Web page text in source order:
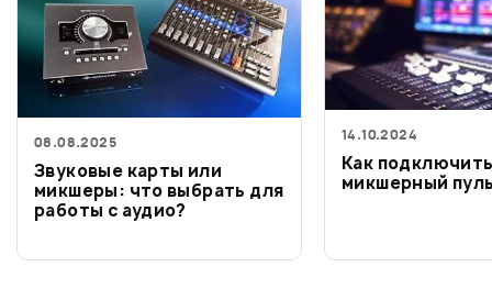
08.08.2025
Звуковые карты или
микшеры: что выбрать для
работы с аудио?
14.10.2024
Как
микшерный